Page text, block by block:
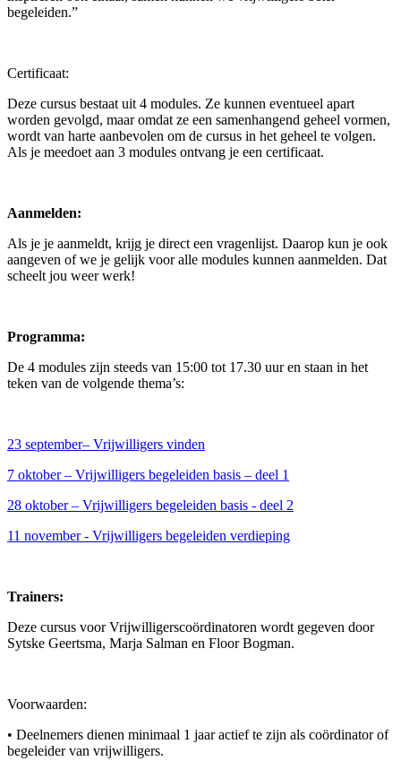
begeleiden.”
Certificaat:
Deze cursus bestaat uit 4 modules. Ze kunnen eventueel apart
worden gevolgd, maar omdat ze een samenhangend geheel vormen,
wordt van harte aanbevolen om de cursus in het geheel te volgen.
Als je meedoet aan 3 modules ontvang je een certificaat.
Aanmelden:
Als je je aanmeldt, krijg je direct een vragenlijst. Daarop kun je ook
aangeven of we je gelijk voor alle modules kunnen aanmelden. Dat
scheelt jou weer werk!
Programma:
De 4 modules zijn steeds van 15:00 tot 17.30 uur en staan in het
teken van de volgende thema’s:
23 september– Vrijwilligers vinden
7 oktober – Vrijwilligers begeleiden basis – deel 1
28 oktober – Vrijwilligers begeleiden basis - deel 2
11 november - Vrijwilligers begeleiden verdieping
Trainers:
Deze cursus voor Vrijwilligerscoördinatoren wordt gegeven door
Sytske Geertsma, Marja Salman en Floor Bogman.
Voorwaarden:
• Deelnemers dienen minimaal 1 jaar actief te zijn als coördinator of
begeleider van vrijwilligers.